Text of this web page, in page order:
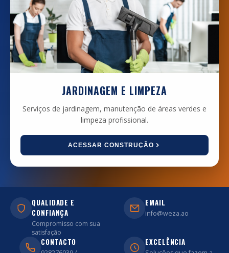
JARDINAGEM E LIMPEZA
Serviços de jardinagem, manutenção de áreas verdes e
limpeza profissional.
ACESSAR CONSTRUÇÃO
QUALIDADE E
CONFIANÇA
Compromisso com sua
satisfação
EMAIL
info@weza.ao
CONTACTO EXCELÊNCIA